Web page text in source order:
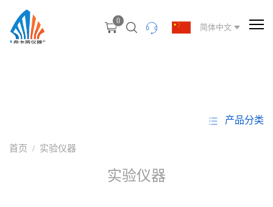
0
简体中文
产品分类
首页 / 实验仪器
实验仪器